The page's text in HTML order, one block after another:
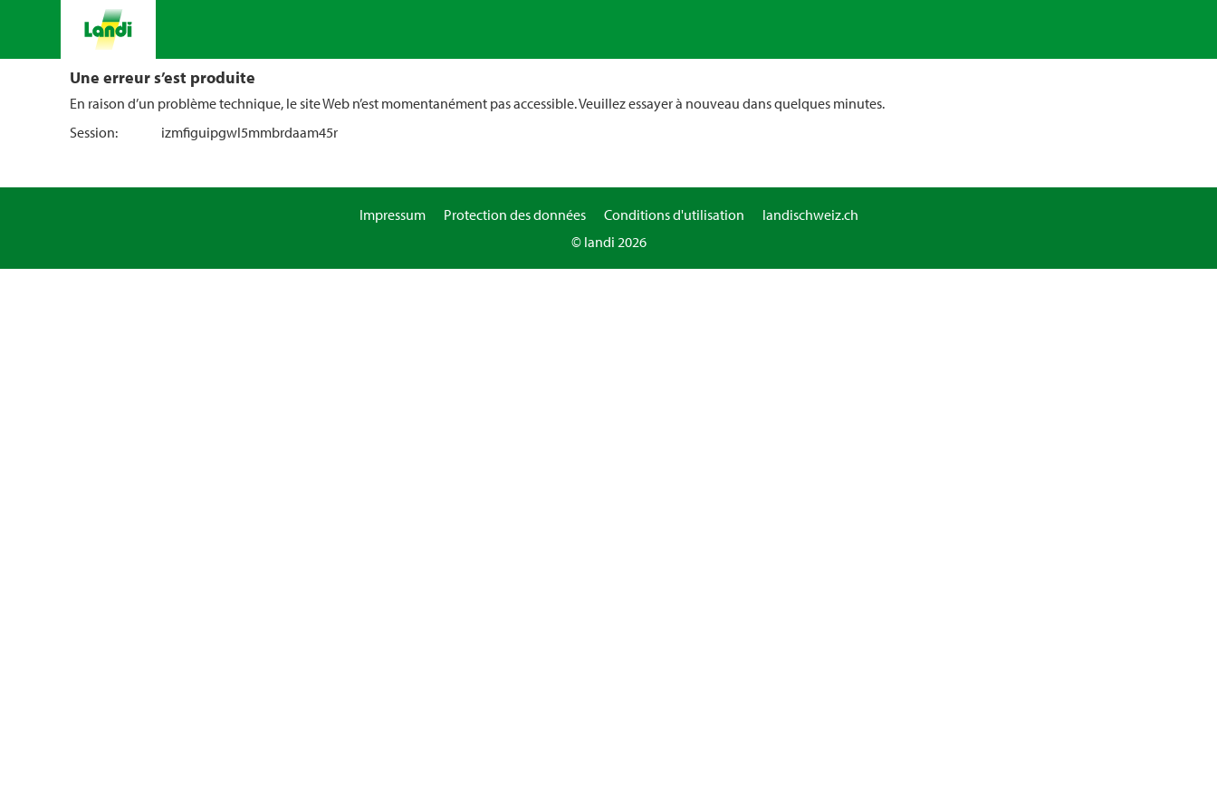
Une erreur s’est produite
En raison d’un problème technique, le site Web n’est momentanément pas accessible. Veuillez essayer à nouveau dans quelques minutes.
Session:
izmfiguipgwl5mmbrdaam45r
Impressum Protection des données Conditions d'utilisation
landischweiz.ch
© landi 2026